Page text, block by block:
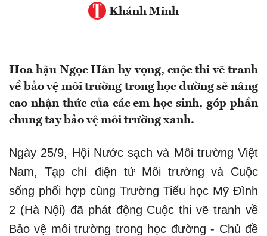
Khánh Minh
Hoa hậu Ngọc Hân hy vọng, cuộc thi vẽ tranh
về bảo vệ môi trường trong học đường sẽ nâng
cao nhận thức của các em học sinh, góp phần
chung tay bảo vệ môi trường xanh.
Ngày 25/9, Hội Nước sạch và Môi trường Việt
Nam, Tạp chí điện tử Môi trường và Cuộc
sống phối hợp cùng Trường Tiểu học Mỹ Đình
2 (Hà Nội) đã phát động Cuộc thi vẽ tranh về
Bảo vệ môi trường trong học đường - Chủ đề